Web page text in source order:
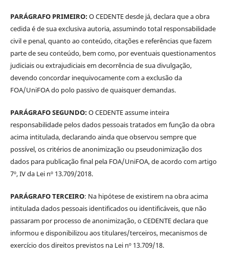
PARÁGRAFO PRIMEIRO:O CEDENTE desde já, declara que a obra
cedida é de sua exclusiva autoria, assumindo total responsabilidade
civil e penal, quanto ao conteúdo, citações e referências que fazem
parte de seu conteúdo, bem como, por eventuais questionamentos
judiciais ou extrajudiciais em decorrência de sua divulgação,
devendo concordar inequivocamente com a exclusão da
FOA/UniFOA do polo passivo de quaisquer demandas.
PARÁGRAFO SEGUNDO:O CEDENTE assume inteira
responsabilidade pelos dados pessoais tratados em função da obra
acima intitulada, declarando ainda que observou sempre que
possível, os critérios de anonimização ou pseudonimização dos
dados para publicação final pela FOA/UniFOA, de acordo com artigo
7º, IV da Lei nº 13.709/2018.
PARÁGRAFO TERCEIRO: Na hipótese de existirem na obra acima
intitulada dados pessoais identificados ou identificáveis, que não
passaram por processo de anonimização, o CEDENTE declara que
informou e disponibilizou aos titulares/terceiros, mecanismos de
exercício dos direitos previstos na Lei nº 13.709/18.